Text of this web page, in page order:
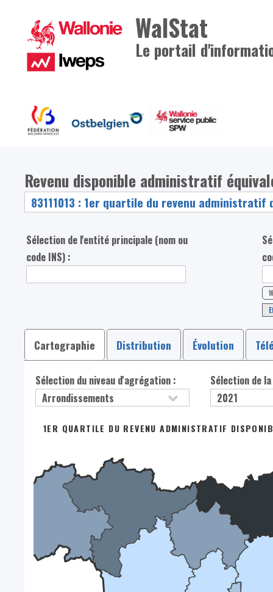
WalStat
Le portail
Revenu disponible administratif
Sélection de l'entité principale (nom ou
code INS) :
Cartographie Distribution Évolution
Sélection du niveau d'agrégation : Sélection de
1ER QUARTILE DU REVENU ADMINISTRATIF